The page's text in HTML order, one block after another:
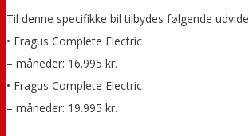
Til denne specifikke bil tilbydes følgende
• Fragus Complete Electric
– måneder: 16.995 kr.
• Fragus Complete Electric
– måneder: 19.995 kr.